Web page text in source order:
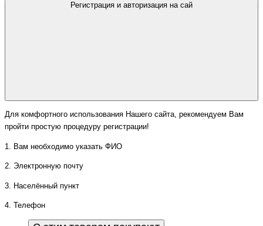
Регистрация и авторизация на сай
Для комфортного использования Нашего сайта, рекомендуем Вам
пройти простую процедуру регистрации!
1. Вам необходимо указать ФИО
2. Электронную почту
3. Населённый пункт
4. Телефон